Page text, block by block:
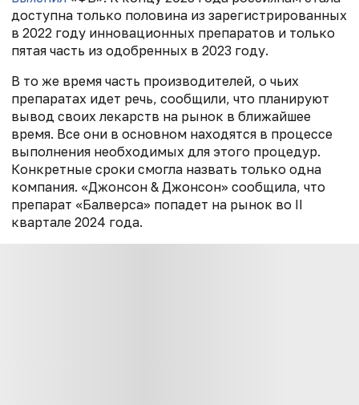
доступна только половина из зарегистрированных
в 2022 году инновационных препаратов и только
пятая часть из одобренных в 2023 году.
В то же время часть производителей, о чьих
препаратах идет речь, сообщили, что планируют
вывод своих лекарств на рынок в ближайшее
время. Все они в основном находятся в процессе
выполнения необходимых для этого процедур.
Конкретные сроки смогла назвать только одна
компания. «Джонсон & Джонсон» сообщила, что
препарат «Балверса» попадет на рынок во II
квартале 2024 года.